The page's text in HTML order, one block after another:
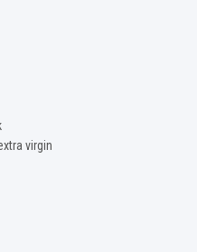
virgin